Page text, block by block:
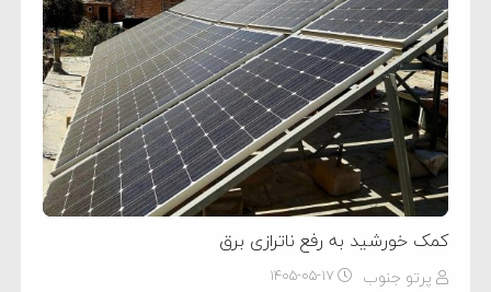
کمک خورشید به رفع ناترازی برق
پرتو جنوب ۱۴۰۵-۰۵-۱۷